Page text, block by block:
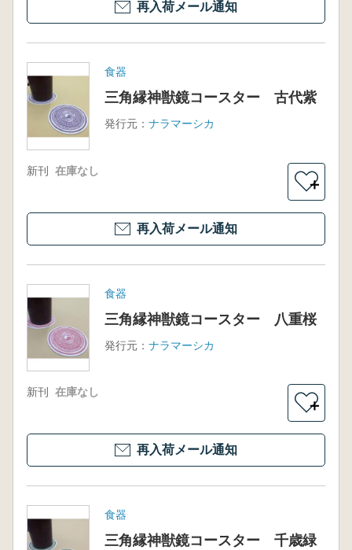
再入荷メール通知
食器
三角縁神獣鏡コースター 古代紫
発行元： ナラマーシカ
新刊 在庫なし
＋
再入荷メール通知
食器
三角縁神獣鏡コースター 八重桜
発行元： ナラマーシカ
新刊 在庫なし
＋
再入荷メール通知
食器
三角縁神獣鏡コースター 千歳緑